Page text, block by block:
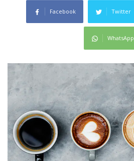
Facebook Twitter
WhatsApp